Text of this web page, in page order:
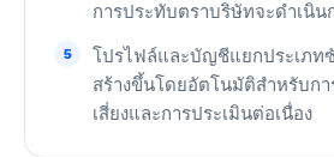
การประทับตราบริษัทจะดำเนิ
5
โปรไฟล์และบัญชีแยกประเภท
สร้างขึ้นโดยอัตโนมัติสำหรับก
เสี่ยงและการประเมินต่อเนื่อง